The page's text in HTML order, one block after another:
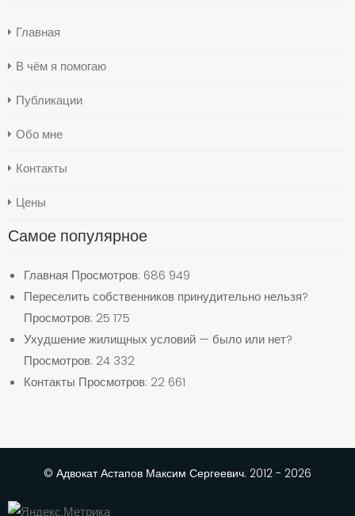
Главная
В чём я помогаю
Публикации
Обо мне
Контакты
Цены
Самое популярное
Главная Просмотров: 686 949
Переселить собственников принудительно нельзя?
Просмотров: 25 175
Ухудшение жилищных условий — было или нет?
Просмотров: 24 332
Контакты Просмотров: 22 661
© Адвокат Астапов Максим Сергеевич. 2012 - 2026